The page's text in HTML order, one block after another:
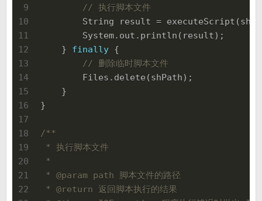
9
10
11
12
13
14
15
16
17
18
19
20
21
22
// 执行脚本文件
String result =
        System.out.println(result);
    }
finally {
// 删除临时脚本文件
        Files.delete(shPath);
    }
}
/**
* 执行脚本文件
*
* @param path 脚本文件的路径
* @return 返回脚本执行的结果